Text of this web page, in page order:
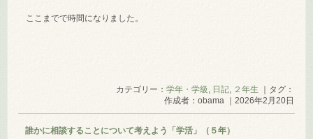
ここまでで時間になりました。
カテゴリー： 学年・学級 , 日記, ２年生 ｜タグ：
作成者：obama ｜2026年2月20日
誰かに相談することについて考えよう「学活」（５年）